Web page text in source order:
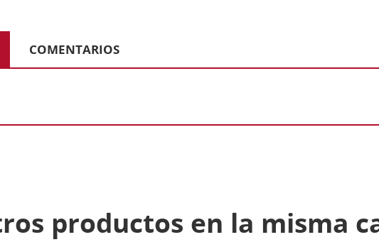
COMENTARIOS
productos en la misma